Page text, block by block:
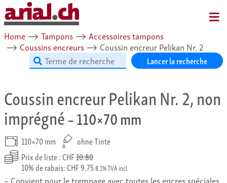
Home ⟶ Tampons ⟶ Accessoires tampons
⟶ Coussins encreurs ⟶ Coussin encreur Pelikan Nr. 2
Lancer la recherche
Coussin encreur Pelikan Nr. 2, non
imprégné– 110×70 mm
110×70 mm
ohne Tinte
Prix de liste : CHF10.80
10% de rabais: CHF 9.758.1% TVA incl.
Convient pour le trempage avec toutes les encres spéciales